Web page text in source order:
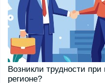
Возникли трудности
регионе?